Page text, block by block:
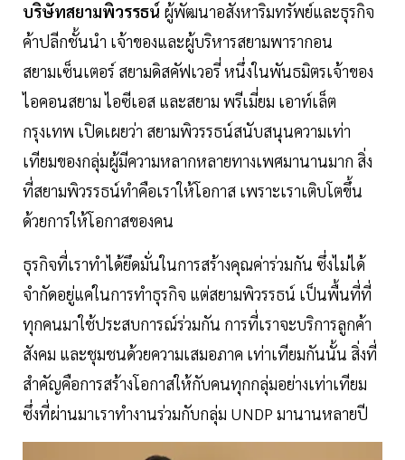
บริษัทสยามพิวรรธน์ ผู้พัฒนาอสังหาริมทรัพย์และธุรกิจ
ค้าปลีกชั้นนำ เจ้าของและผู้บริหารสยามพารากอน
สยามเซ็นเตอร์ สยามดิสคัฟเวอรี่ หนึ่งในพันธมิตรเจ้าของ
ไอคอนสยาม ไอซีเอส และสยาม พรีเมี่ยม เอาท์เล็ต
กรุงเทพ เปิดเผยว่า สยามพิวรรธน์สนับสนุนความเท่า
เทียมของกลุ่มผู้มีความหลากหลายทางเพศมานานมาก สิ่ง
ที่สยามพิวรรธน์ทำคือเราให้โอกาส เพราะเราเติบโตขึ้น
ด้วยการให้โอกาสของคน
ธุรกิจที่เราทำได้ยึดมั่นในการสร้างคุณค่าร่วมกัน ซึ่งไม่ได้
จำกัดอยู่แค่ในการทำธุรกิจ แต่สยามพิวรรธน์ เป็นพื้นที่ที่
ทุกคนมาใช้ประสบการณ์ร่วมกัน การที่เราจะบริการลูกค้า
สังคม และชุมชนด้วยความเสมอภาค เท่าเทียมกันนั้น สิ่งที่
สำคัญคือการสร้างโอกาสให้กับคนทุกกลุ่มอย่างเท่าเทียม
ซึ่งที่ผ่านมาเราทำงานร่วมกับกลุ่ม UNDP มานานหลายปี